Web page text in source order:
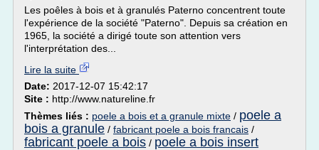
Les poêles à bois et à granulés Paterno concentrent toute
l'expérience de la société "Paterno". Depuis sa création en
1965, la société a dirigé toute son attention vers
l'interprétation des...
Lire la suite
Date: 2017-12-07 15:42:17
Site : http://www.natureline.fr
Thèmes liés : poele a bois et a granule mixte / poele a
bois a granule / fabricant poele a bois francais /
fabricant poele a bois / poele a bois insert